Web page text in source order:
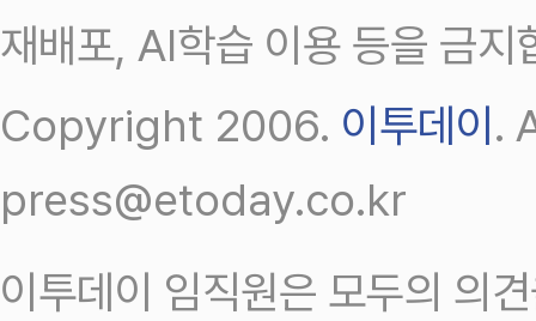
재배포, AI학습 이용 등을 금지
Copyright 2006. 이투데이 .
press@etoday.co.kr
이투데이 임직원은 모두의 의